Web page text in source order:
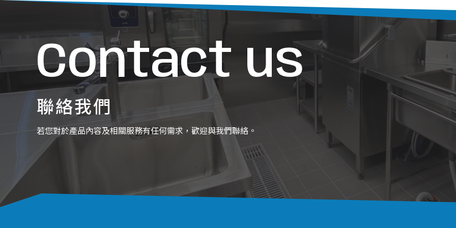
Contact us
聯絡我們
若您對於產品內容及相關服務有任何需求，歡迎與我們聯絡。